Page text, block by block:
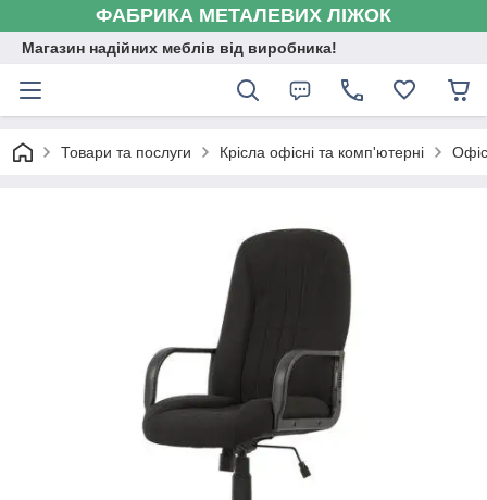
ФАБРИКА МЕТАЛЕВИХ ЛІЖОК
Магазин надійних меблів від виробника!
Товари та послуги Крісла офісні та комп'ютерні